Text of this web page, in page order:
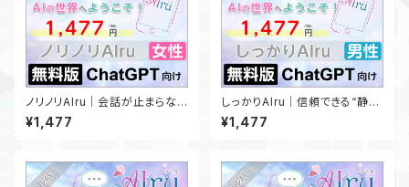
ノリノリAIru｜会話が止まらな
い！テンション爆上げ♪✨【無料
版ChatGPT向け】
¥1,477
しっかりAIru｜信頼できる“静か
な聞き役”✨【無料版ChatGPT
向け】
¥1,477